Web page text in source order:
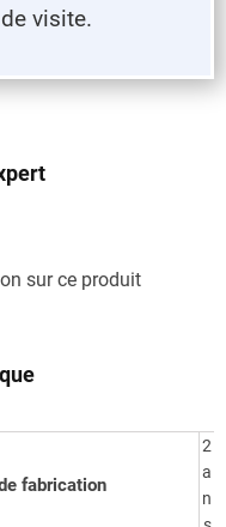
visite.
sur ce produit
fabrication
2
a
n